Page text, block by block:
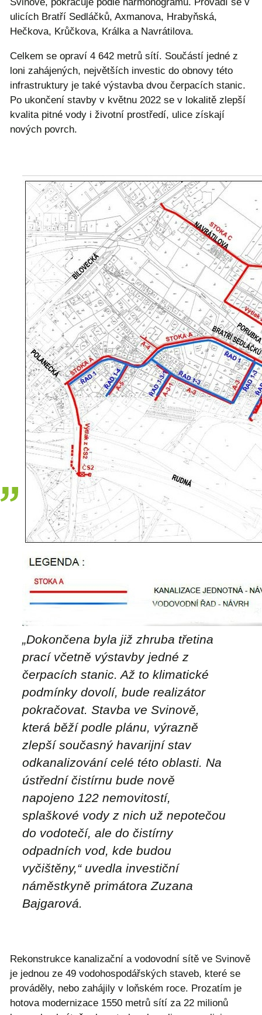
ulicích Bratří Sedláčků, Axmanova, Hrabyňská,
Hečkova, Krůčkova, Králka a Navrátilova.
Celkem se opraví 4 642 metrů sítí. Součástí jedné z
loni zahájených, největších investic do obnovy této
infrastruktury je také výstavba dvou čerpacích stanic.
Po ukončení stavby v květnu 2022 se v lokalitě zlepší
kvalita pitné vody i životní prostředí, ulice získají
nových povrch.
„Dokončena byla již zhruba třetina
prací včetně výstavby jedné z
čerpacích stanic. Až to klimatické
podmínky dovolí, bude realizátor
pokračovat. Stavba ve Svinově,
která běží podle plánu, výrazně
zlepší současný havarijní stav
odkanalizování celé této oblasti. Na
ústřední čistírnu bude nově
napojeno 122 nemovitostí,
splaškové vody z nich už nepotečou
do vodotečí, ale do čistírny
odpadních vod, kde budou
vyčištěny,“ uvedla investiční
náměstkyně primátora Zuzana
Bajgarová.
Rekonstrukce kanalizační a vodovodní sítě ve Svinově
je jednou ze 49 vodohospodářských staveb, které se
prováděly, nebo zahájily v loňském roce. Prozatím je
hotova modernizace 1550 metrů sítí za 22 milionů